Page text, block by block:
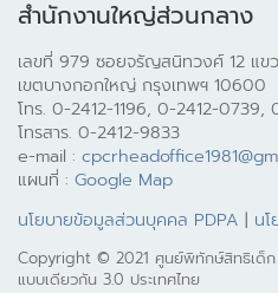
สำนักงานใหญ่ส่วนกลาง
เลขที่ 979 ซอยจรัญสนิทวงศ์ 12 แข
เขตบางกอกใหญ่ กรุงเทพฯ 10600
โทร. 0-2412-1196, 0-2412-0739,
โทรสาร. 0-2412-9833
e-mail :
แผนที่ : Google Map
นโยบายข้อมูลส่วนบุคคล PDPA | น
Copyright © 2021 ศูนย์พิทักษ์สิทธิเด็ก
แบบเดียวกัน 3.0 ประเทศไทย